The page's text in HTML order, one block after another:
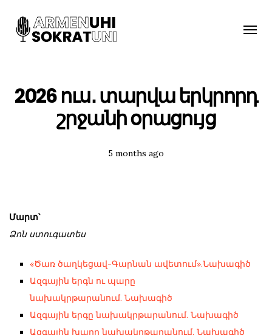
Toggle
2026 ուս․ տարվա երկրորդ
շրջանի օրացույց
Posted
5 months ago
Մարտ՝
Ձոն ստուգատես
«Ծառ ծաղկեցավ-Գարնան ավետում».Նախագիծ
Ազգային երգն ու պարը
նախակրթարանում. Նախագիծ
Ազգային երգը նախակրթարանում. Նախագիծ
Ազգային խաղը նախակրթարանում. Նախագիծ